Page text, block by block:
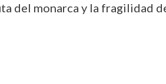
del monarca y la fragilidad